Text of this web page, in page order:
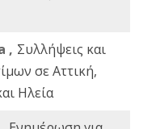
, Συλλήψεις και
σε Αττική,
Ηλεία